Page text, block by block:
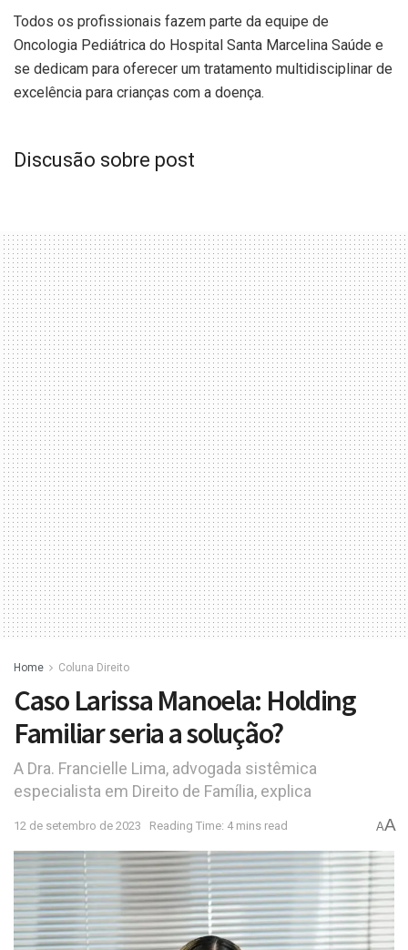
Todos os profissionais fazem parte da equipe de
Oncologia Pediátrica do Hospital Santa Marcelina Saúde e
se dedicam para oferecer um tratamento multidisciplinar de
excelência para crianças com a doença.
Discusão sobre post
Home Coluna Direito
Caso Larissa Manoela: Holding
Familiar seria a solução?
A Dra. Francielle Lima, advogada sistêmica
especialista em Direito de Família, explica
12 de setembro de 2023 Reading Time: 4 mins read AA